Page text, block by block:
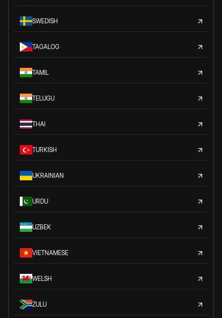
SWEDISH
TAGALOG
TAMIL
TELUGU
THAI
TURKISH
UKRAINIAN
URDU
UZBEK
VIETNAMESE
WELSH
ZULU